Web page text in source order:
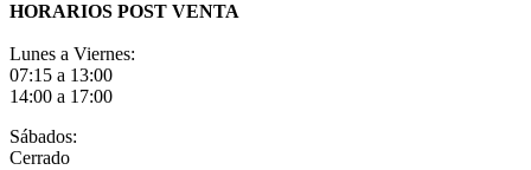
HORARIOS POST VENTA
Lunes a Viernes:
07:15 a 13:00
14:00 a 17:00
Sábados:
Cerrado